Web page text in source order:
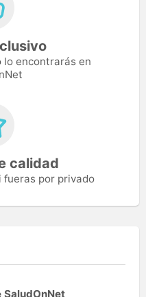
lo encontrarás en
calidad
fueras por privado
SaludOnNet